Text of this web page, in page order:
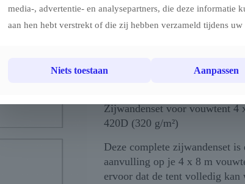
Vouwtent Zijwandenset met
Zijwandenset voor vouwtent 4
420D (320 g/m²)
Deze complete zijwandenset is
aanvulling op je 4 x 8 m
ervoor dat de tent volledig kan
media-, advertentie- en analysepartners, die deze informatie
aan hen hebt verstrekt of die zij hebben verzameld tijdens
Niets toestaan Aanpassen